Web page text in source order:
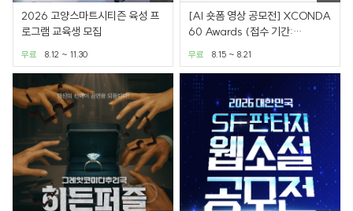
2026 고양스마트시티즌 육성 프
로그램 교육생 모집
8.12 ~ 11.30
무료
[AI 숏폼 영상 공모전] XCONDA
60 Awards (접수 기간:
8.15 ~ 8.21
무료